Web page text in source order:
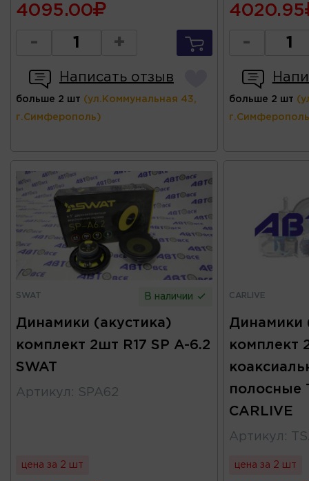
4095.00
- +
Написать отзыв
больше 2 шт (ул.Коммунальная 43,
г.Симферополь)
4020.95
-
больше 2 шт
SWAT В наличии
Динамики (акустика)
комплект 2шт R17 SP A-6.2
SWAT
Артикул : SPA62
цена за 2 шт
CARLIVE
Динамики
комплект
полосные
CARLIVE
Артикул :
цена за 2 шт